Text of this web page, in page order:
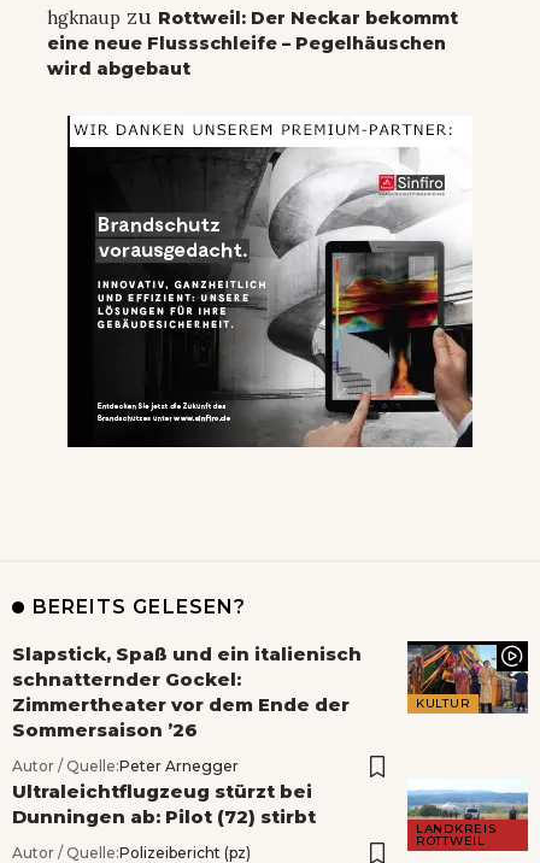
hgknaup zu Rottweil: Der Neckar bekommt
eine neue Flussschleife – Pegelhäuschen
wird abgebaut
BEREITS GELESEN?
KULTUR
Slapstick, Spaß und ein italienisch
schnatternder Gockel:
Zimmertheater vor dem Ende der
Sommersaison ’26
Autor / Quelle:Peter Arnegger
LANDKREIS
ROTTWEIL
Ultraleichtflugzeug stürzt bei
Dunningen ab: Pilot (72) stirbt
Autor / Quelle:Polizeibericht (pz)